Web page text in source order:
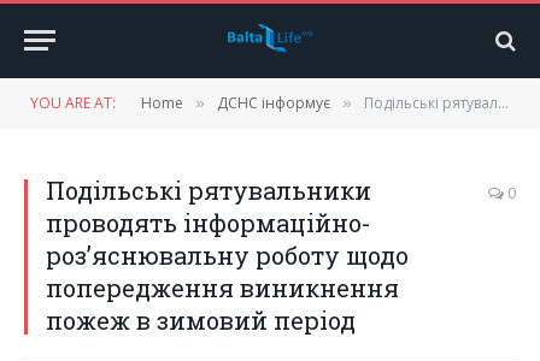
YOU ARE AT: Home » ДСНС інформує » Подільські рятувальники проводять інформаційно-розʼяснювальну роботу щодо попередження виникнення пожеж в зимовий період
Подільські рятувальники
проводять інформаційно-
розʼяснювальну роботу щодо
попередження виникнення
пожеж в зимовий період
0